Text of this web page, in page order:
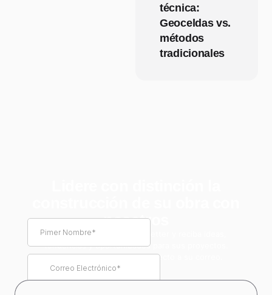
técnica:
Geoceldas vs.
métodos
tradicionales
nosotros
Suscríbase a nuestro newsletter y reciba ideas,
tendencias y oportunidades para sus proyectos.
Información de valor real, directo a su correo.